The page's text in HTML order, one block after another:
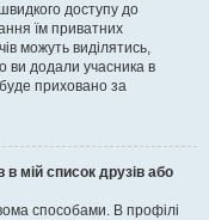
доступу до
їм приватних
можуть виділятись,
ви додали учасника в
приховано за
мій список друзів або
способами. В профілі